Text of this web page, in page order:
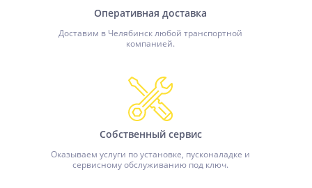
Оперативная доставка
Доставим в Челябинск любой транспортной
компанией.
Собственный сервис
Оказываем услуги по установке, пусконаладке и
сервисному обслуживанию под ключ.